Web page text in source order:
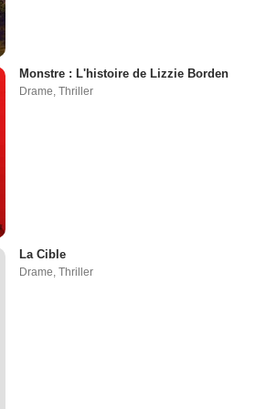
Monstre : L'histoire de Lizzie Borden
Drame,Thriller
La Cible
Drame,Thriller